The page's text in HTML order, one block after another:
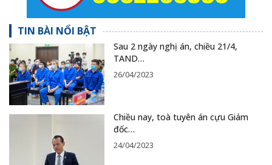
TIN BÀI NỔI BẬT
Sau 2 ngày nghị án, chiều 21/4,
TAND…
26/04/2023
Chiều nay, toà tuyên án cựu Giám
đốc…
24/04/2023